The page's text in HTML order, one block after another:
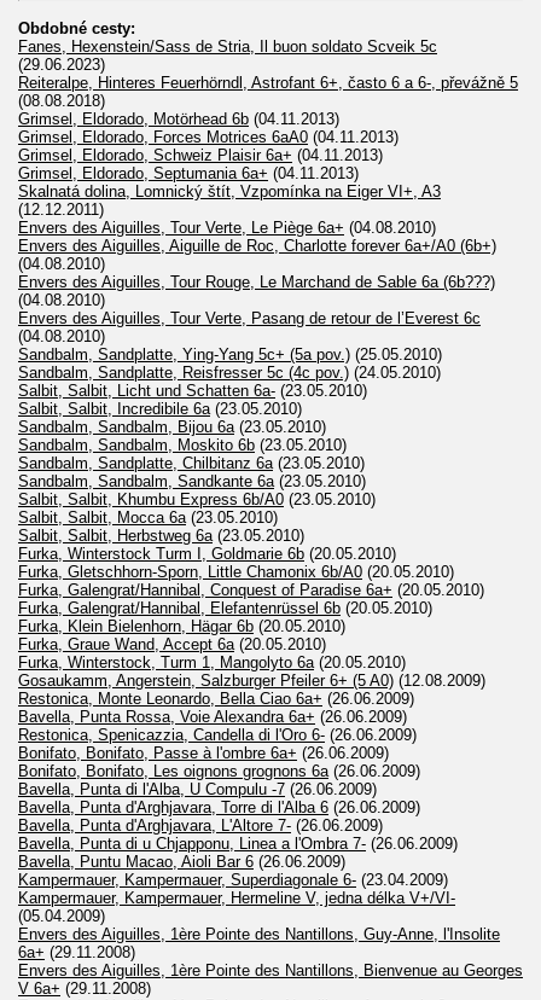
Obdobné cesty:
Fanes, Hexenstein/Sass de Stria, Il buon soldato Scveik 5c
(29.06.2023)
Reiteralpe, Hinteres Feuerhörndl, Astrofant 6+, často 6 a 6-, převážně 5
(08.08.2018)
Grimsel, Eldorado, Motörhead 6b (04.11.2013)
Grimsel, Eldorado, Forces Motrices 6aA0 (04.11.2013)
Grimsel, Eldorado, Schweiz Plaisir 6a+ (04.11.2013)
Grimsel, Eldorado, Septumania 6a+ (04.11.2013)
Skalnatá dolina, Lomnický štít, Vzpomínka na Eiger VI+, A3
(12.12.2011)
Envers des Aiguilles, Tour Verte, Le Piège 6a+ (04.08.2010)
Envers des Aiguilles, Aiguille de Roc, Charlotte forever 6a+/A0 (6b+)
(04.08.2010)
Envers des Aiguilles, Tour Rouge, Le Marchand de Sable 6a (6b???)
(04.08.2010)
Envers des Aiguilles, Tour Verte, Pasang de retour de l’Everest 6c
(04.08.2010)
Sandbalm, Sandplatte, Ying-Yang 5c+ (5a pov.) (25.05.2010)
Sandbalm, Sandplatte, Reisfresser 5c (4c pov.) (24.05.2010)
Salbit, Salbit, Licht und Schatten 6a- (23.05.2010)
Salbit, Salbit, Incredibile 6a(23.05.2010)
Sandbalm, Sandbalm, Bijou 6a(23.05.2010)
Sandbalm, Sandbalm, Moskito 6b (23.05.2010)
Sandbalm, Sandplatte, Chilbitanz 6a(23.05.2010)
Sandbalm, Sandbalm, Sandkante 6a(23.05.2010)
Salbit, Salbit, Khumbu Express 6b/A0 (23.05.2010)
Salbit, Salbit, Mocca 6a(23.05.2010)
Salbit, Salbit, Herbstweg 6a(23.05.2010)
Furka, Winterstock Turm I, Goldmarie 6b (20.05.2010)
Furka, Gletschhorn-Sporn, Little Chamonix 6b/A0 (20.05.2010)
Furka, Galengrat/Hannibal, Conquest of Paradise 6a+ (20.05.2010)
Furka, Galengrat/Hannibal, Elefantenrüssel 6b (20.05.2010)
Furka, Klein Bielenhorn, Hägar 6b (20.05.2010)
Furka, Graue Wand, Accept 6a(20.05.2010)
Furka, Winterstock, Turm 1, Mangolyto 6a(20.05.2010)
Gosaukamm, Angerstein, Salzburger Pfeiler 6+ (5 A0) (12.08.2009)
Restonica, Monte Leonardo, Bella Ciao 6a+ (26.06.2009)
Bavella, Punta Rossa, Voie Alexandra 6a+ (26.06.2009)
Restonica, Spenicazzia, Candella di l'Oro 6- (26.06.2009)
Bonifato, Bonifato, Passe à l'ombre 6a+ (26.06.2009)
Bonifato, Bonifato, Les oignons grognons 6a(26.06.2009)
Bavella, Punta di l'Alba, U Compulu -7 (26.06.2009)
Bavella, Punta d'Arghjavara, Torre di l'Alba 6 (26.06.2009)
Bavella, Punta d'Arghjavara, L'Altore 7- (26.06.2009)
Bavella, Punta di u Chjapponu, Linea a l'Ombra 7- (26.06.2009)
Bavella, Puntu Macao, Aioli Bar 6 (26.06.2009)
Kampermauer, Kampermauer, Superdiagonale 6- (23.04.2009)
Kampermauer, Kampermauer, Hermeline V, jedna délka V+/VI-
(05.04.2009)
Envers des Aiguilles, 1ère Pointe des Nantillons, Guy-Anne, l'Insolite
6a+ (29.11.2008)
Envers des Aiguilles, 1ère Pointe des Nantillons, Bienvenue au Georges
V 6a+ (29.11.2008)